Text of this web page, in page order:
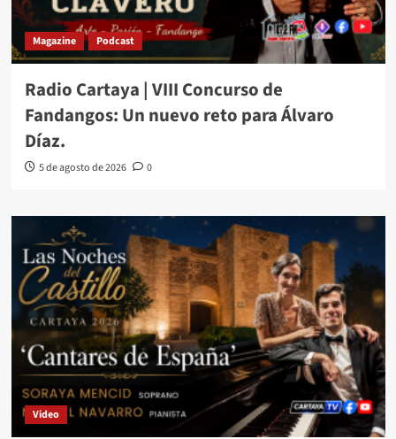
Magazine Podcast
Radio Cartaya | VIII Concurso de
Fandangos: Un nuevo reto para Álvaro
Díaz.
5 de agosto de 2026 0
Video